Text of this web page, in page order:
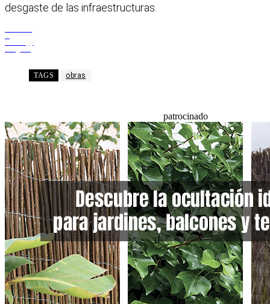
desgaste de las infraestructuras.
TAGS obras
patrocinado